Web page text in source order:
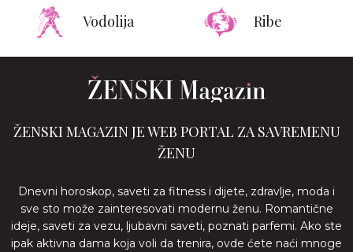
Vodolija Ribe
ŽENSKI MAGAZIN JE WEB PORTAL ZA SAVREMENU
ŽENU
Dnevni horoskop, saveti za fitness i dijete, zdravlje, moda i
sve sto može zainteresovati modernu ženu. Romantične
ideje, saveti za vezu, ljubavni saveti, poznati parfemi. Ako ste
ipak aktivna dama koja voli da trenira, ovde ćete naći mnoge